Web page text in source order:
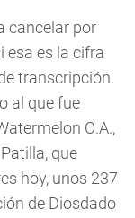
cancelar por
esa es la cifra
transcripción.
al que fue
C.A.,
que
hoy, unos 237
de Diosdado